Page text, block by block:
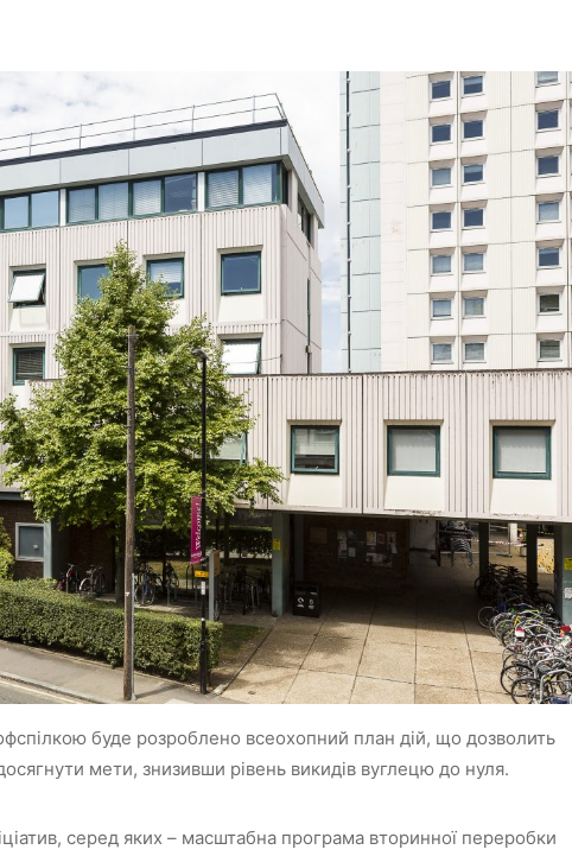
буде розроблено всеохопний план дій, що дозволить
мети, знизивши рівень викидів вуглецю до нуля.
серед яких – масштабна програма вторинної переробки